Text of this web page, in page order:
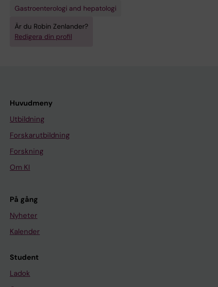
Gastroenterologi and hepatologi
Är du Robin Zenlander?
Redigera din profil
Huvudmeny
Utbildning
Forskarutbildning
Forskning
Om KI
På gång
Nyheter
Kalender
Student
Ladok